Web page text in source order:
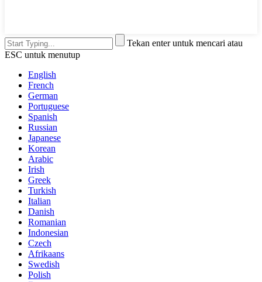
Tekan enter untuk mencari atau
ESC untuk menutup
English
French
German
Portuguese
Spanish
Russian
Japanese
Korean
Arabic
Irish
Greek
Turkish
Italian
Danish
Romanian
Indonesian
Czech
Afrikaans
Swedish
Polish